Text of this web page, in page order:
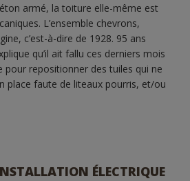
armé, la toiture elle-même est
L’ensemble chevrons,
c’est-à-dire de 1928. 95 ans
qu’il ait fallu ces derniers mois
repositionner des tuiles qui ne
place faute de liteaux pourris, et/ou
ÉLECTRIQUE